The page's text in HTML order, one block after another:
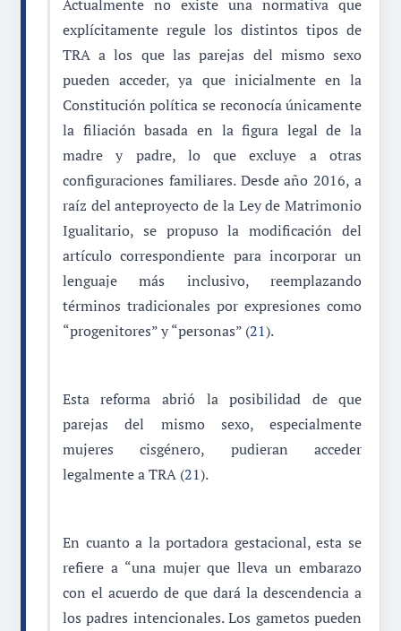
Actualmente no existe una normativa que
explícitamente regule los distintos tipos de
TRA a los que las parejas del mismo sexo
pueden acceder, ya que inicialmente en la
Constitución política se reconocía únicamente
la filiación basada en la figura legal de la
madre y padre, lo que excluye a otras
configuraciones familiares. Desde año 2016, a
raíz del anteproyecto de la Ley de Matrimonio
Igualitario, se propuso la modificación del
artículo correspondiente para incorporar un
lenguaje más inclusivo, reemplazando
términos tradicionales por expresiones como
“progenitores” y “personas” (21).
Esta reforma abrió la posibilidad de que
parejas del mismo sexo, especialmente
mujeres cisgénero, pudieran acceder
legalmente a TRA (21).
En cuanto a la portadora gestacional, esta se
refiere a “una mujer que lleva un embarazo
con el acuerdo de que dará la descendencia a
los padres intencionales. Los gametos pueden